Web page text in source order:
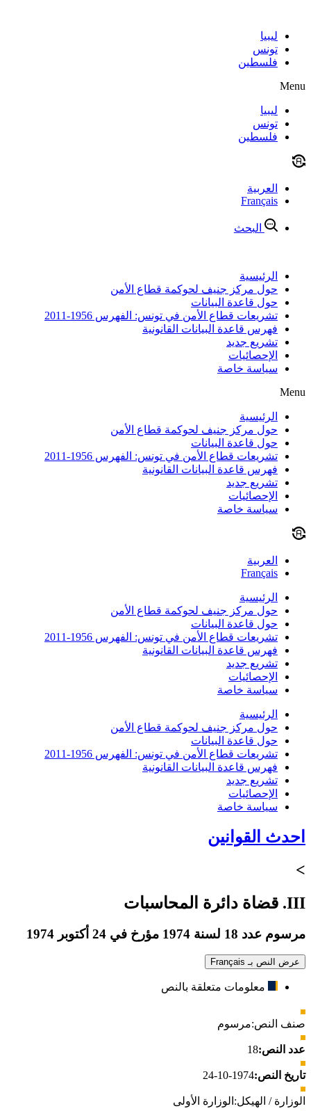
contentليبيا
تونس
فلسطين
Menu
ليبيا
تونس
فلسطين
العربية
Français
البحث
الرئيسية
حول مركز جنيف لحوكمة قطاع الأمن
حول قاعدة البيانات
تشريعات قطاع الأمن في تونس: الفهرس 1956-2011
فهرس قاعدة البيانات القانونية
تشريع جديد
الإحصائيات
سياسة خاصة
Menu
الرئيسية
حول مركز جنيف لحوكمة قطاع الأمن
حول قاعدة البيانات
تشريعات قطاع الأمن في تونس: الفهرس 1956-2011
فهرس قاعدة البيانات القانونية
تشريع جديد
الإحصائيات
سياسة خاصة
العربية
Français
الرئيسية
حول مركز جنيف لحوكمة قطاع الأمن
حول قاعدة البيانات
تشريعات قطاع الأمن في تونس: الفهرس 1956-2011
فهرس قاعدة البيانات القانونية
تشريع جديد
الإحصائيات
سياسة خاصة
الرئيسية
حول مركز جنيف لحوكمة قطاع الأمن
حول قاعدة البيانات
تشريعات قطاع الأمن في تونس: الفهرس 1956-2011
فهرس قاعدة البيانات القانونية
تشريع جديد
الإحصائيات
سياسة خاصة
احدث القوانين
>
III. قضاة دائرة المحاسبات
مرسوم عدد 18 لسنة 1974 مؤرخ في 24 أكتوبر 1974
عرض النص بـ Français
معلومات متعلقة بالنص
صنف النص:مرسوم
عدد النص:18
تاريخ النص:1974-10-24
الوزارة / الهيكل: الوزارة الأولى